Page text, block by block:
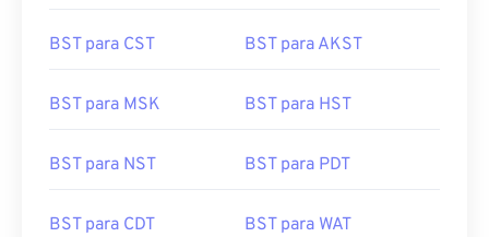
BST para CST BST para AKST
BST para MSK BST para HST
BST para NST BST para PDT
BST para CDT BST para WAT